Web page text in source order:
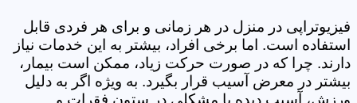
فیزیوتراپی در منزل در هر زمانی و برای هر فردی قابل
استفاده است. اما برخی افراد، بیشتر به این خدمات نیاز
دارند. چرا که در صورت حرکت زیاد، ممکن است بیمار،
بیشتر در معرض آسیب قرار بگیرد. به ویژه اگر به دلیل
ورزش، آسیب دیده یا مشکلی در ستون فقرات و